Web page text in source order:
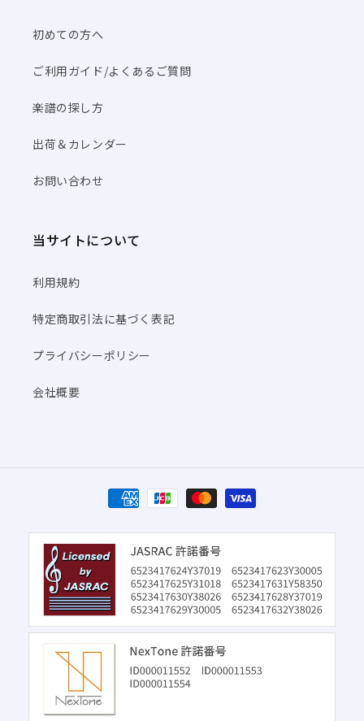
初めての方へ
ご利用ガイド/よくあるご質問
楽譜の探し方
出荷＆カレンダー
お問い合わせ
当サイトについて
利用規約
特定商取引法に基づく表記
プライバシーポリシー
会社概要
決
済
方
法